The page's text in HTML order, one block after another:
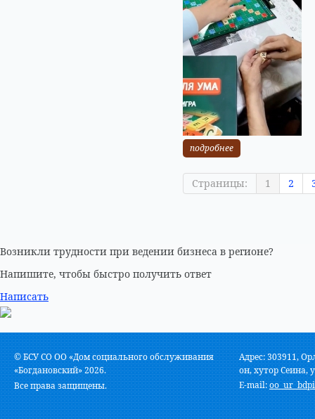
подробнее
Страницы: 1 2
Возникли трудности при ведении бизнеса в регионе?
Напишите, чтобы быстро получить ответ
Написать
© БСУ СО ОО «Дом социального обслуживания
«Богдановский» 2026.
Все права защищены.
Адрес: 303911,
он, хутор Сеина,
E-mail: